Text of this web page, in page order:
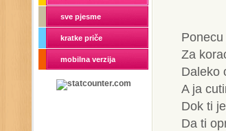
sve pjesme
kratke priče
mobilna verzija
Za
Daleko
A ja
Dok ti
Da ti